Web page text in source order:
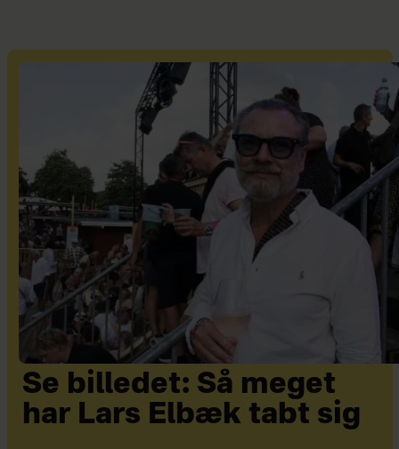
Se billedet: Så meget
har Lars Elbæk tabt sig